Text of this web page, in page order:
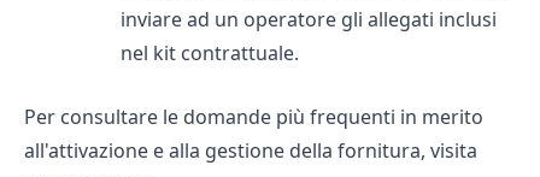
inviare ad un operatore gli allegati inclusi
nel kit contrattuale.
Per consultare le domande più frequenti in merito
all'attivazione e alla gestione della fornitura, visita